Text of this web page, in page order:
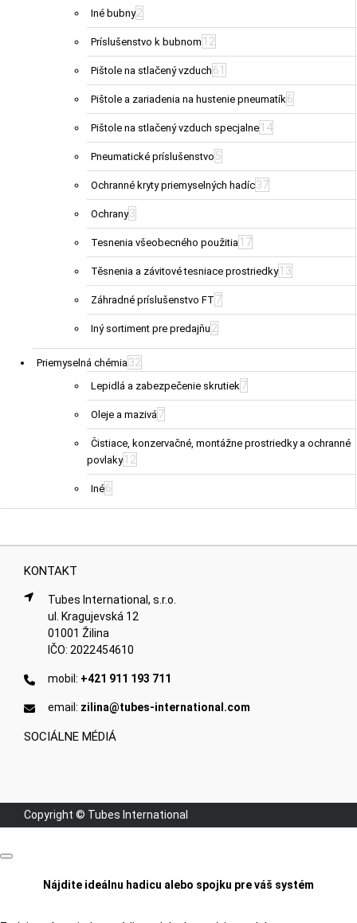
Iné bubny2
Príslušenstvo k bubnom 12
Pištole na stlačený vzduch 61
Pištole a zariadenia na hustenie pneumatík6
Pištole na stlačený vzduch specjalne 14
Pneumatické príslušenstvo 5
Ochranné kryty priemyselných hadíc37
Ochrany3
Tesnenia všeobecného použitia 17
Těsnenia a závitové tesniace prostriedky 13
Záhradné príslušenstvo FT 7
Iný sortiment pre predajňu 2
Priemyselná chémia32
Lepidlá a zabezpečenie skrutiek7
Oleje a mazivá7
Čistiace, konzervačné, montážne prostriedky a ochranné
povlaky 12
Iné6
KONTAKT
Tubes International, s.r.o.
ul. Kragujevská 12
01001 Žilina
IČO: 2022454610
mobil: +421 911 193 711
email: zilina@tubes-international.com
SOCIÁLNE MÉDIÁ
Copyright © Tubes International
Nájdite ideálnu hadicu alebo spojku pre váš systém